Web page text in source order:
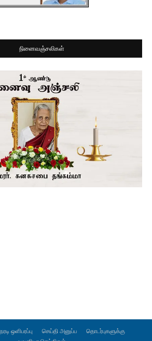
நினைவஞ்சலிகள்
ஒளிபரப்பு செய்தி அனுப்ப
தொடர்புகளுக்கு